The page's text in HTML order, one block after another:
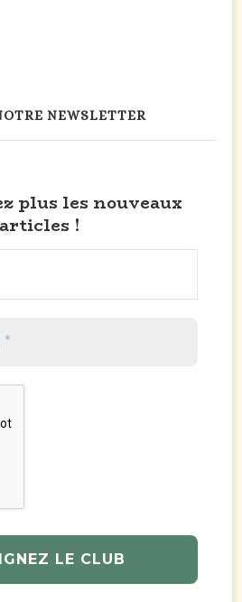
NEWSLETTER
plus les nouveaux
articles !